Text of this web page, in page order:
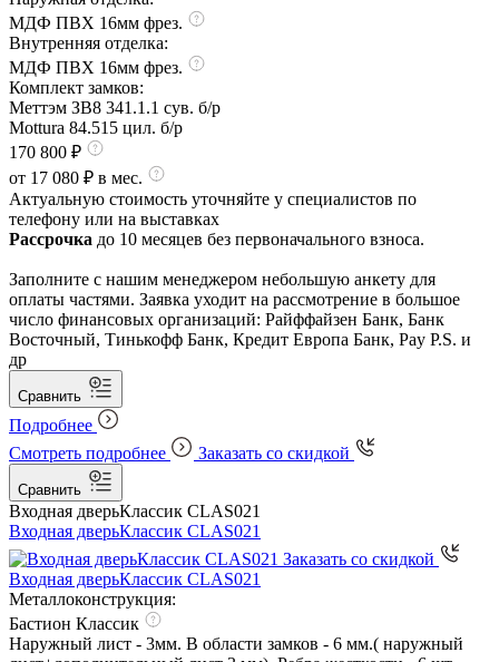
МДФ ПВХ 16мм фрез.
Внутренняя отделка:
МДФ ПВХ 16мм фрез.
Комплект замков:
Меттэм ЗВ8 341.1.1 сув. б/р
Mottura 84.515 цил. б/р
170 800 ₽
от 17 080 ₽ в мес.
Актуальную стоимость уточняйте у специалистов по
телефону или на выставках
Рассрочка до 10 месяцев без первоначального взноса.
Заполните с нашим менеджером небольшую анкету для
оплаты частями. Заявка уходит на рассмотрение в большое
число финансовых организаций: Райффайзен Банк, Банк
Восточный, Тинькофф Банк, Кредит Европа Банк, Pay P.S. и
др
Сравнить
Подробнее
Смотреть подробнее
Заказать со скидкой
Сравнить
Входная дверьКлассик CLAS021
Входная дверьКлассик CLAS021
Заказать со скидкой
Входная дверьКлассик CLAS021
Металлоконструкция:
Бастион Классик
Наружный лист - 3мм. В области замков - 6 мм.( наружный